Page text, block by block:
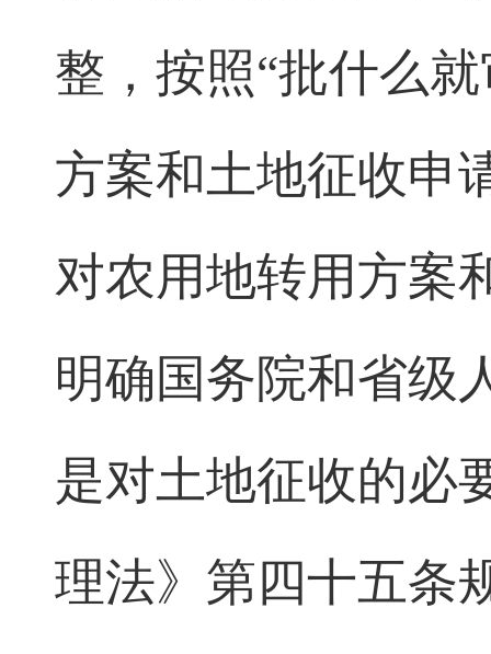
整，按照“批什么
方案和土地征收申
对农用地转用方案
明确国务院和省级
是对土地征收的必
理法》第四十五条